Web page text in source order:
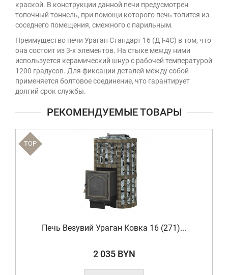
краской. В конструкции данной печи предусмотрен
топочный тоннель, при помощи которого печь топится из
соседнего помещения, смежного с парильным.
Преимущество печи Ураган Стандарт 16 (ДТ-4С) в том, что
она состоит из 3-х элементов. На стыке между ними
используется керамический шнур с рабочей температурой
1200 градусов. Для фиксации деталей между собой
применяется болтовое соединение, что гарантирует
долгий срок службы.
РЕКОМЕНДУЕМЫЕ ТОВАРЫ
TOP
Печь Везувий Ураган Ковка 16 (271)...
2 035 BYN